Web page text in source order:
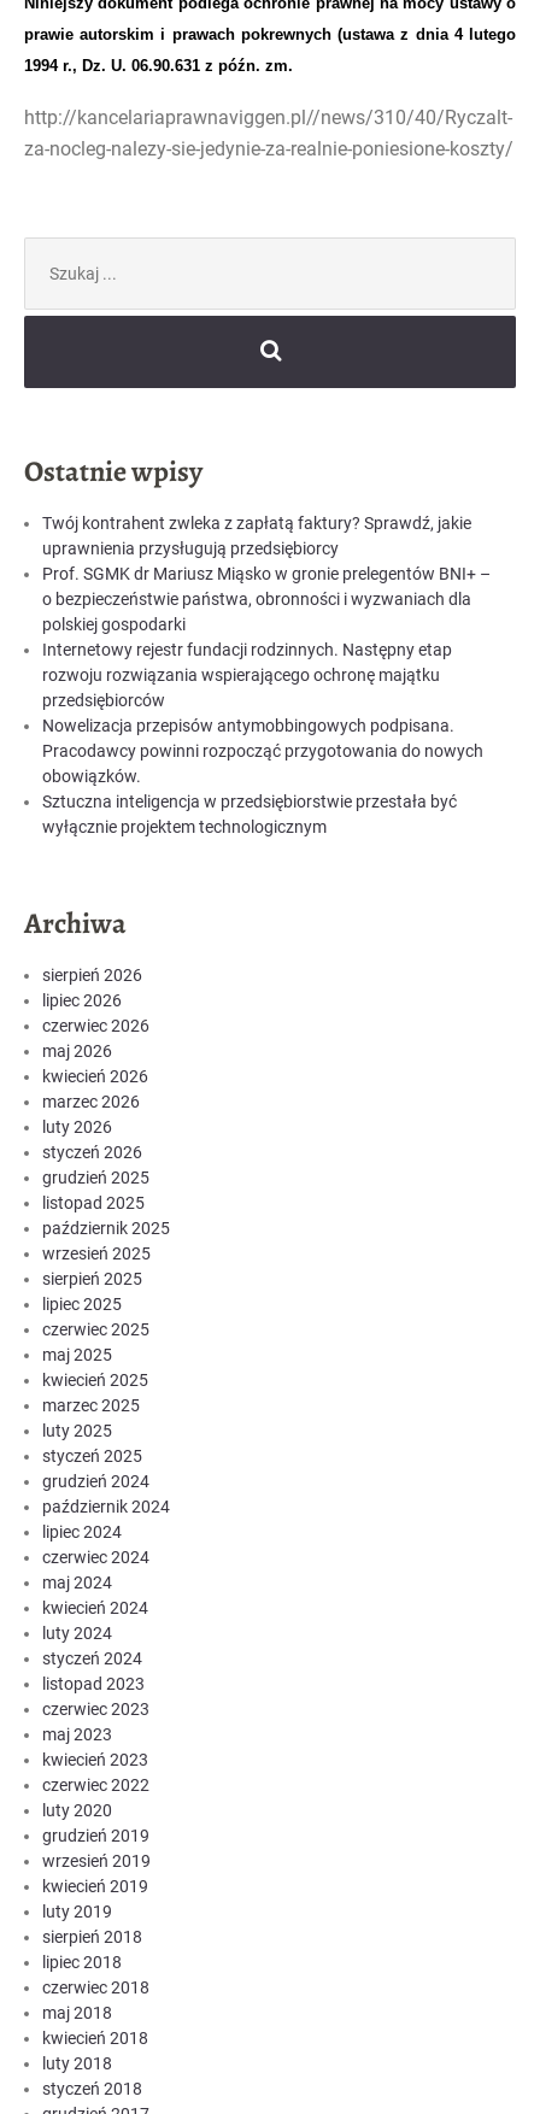
prawie autorskim i prawach pokrewnych (ustawa z dnia 4 lutego
1994 r., Dz. U. 06.90.631 z późn. zm.
http://kancelariaprawnaviggen.pl//news/310/40/Ryczalt-
za-nocleg-nalezy-sie-jedynie-za-realnie-poniesione-koszty/
Ostatnie wpisy
Twój kontrahent zwleka z zapłatą faktury? Sprawdź, jakie
uprawnienia przysługują przedsiębiorcy
Prof. SGMK dr Mariusz Miąsko w gronie prelegentów BNI+ –
o bezpieczeństwie państwa, obronności i wyzwaniach dla
polskiej gospodarki
Internetowy rejestr fundacji rodzinnych. Następny etap
rozwoju rozwiązania wspierającego ochronę majątku
przedsiębiorców
Nowelizacja przepisów antymobbingowych podpisana.
Pracodawcy powinni rozpocząć przygotowania do nowych
obowiązków.
Sztuczna inteligencja w przedsiębiorstwie przestała być
wyłącznie projektem technologicznym
Archiwa
sierpień 2026
lipiec 2026
czerwiec 2026
maj 2026
kwiecień 2026
marzec 2026
luty 2026
styczeń 2026
grudzień 2025
listopad 2025
październik 2025
wrzesień 2025
sierpień 2025
lipiec 2025
czerwiec 2025
maj 2025
kwiecień 2025
marzec 2025
luty 2025
styczeń 2025
grudzień 2024
październik 2024
lipiec 2024
czerwiec 2024
maj 2024
kwiecień 2024
luty 2024
styczeń 2024
listopad 2023
czerwiec 2023
maj 2023
kwiecień 2023
czerwiec 2022
luty 2020
grudzień 2019
wrzesień 2019
kwiecień 2019
luty 2019
sierpień 2018
lipiec 2018
czerwiec 2018
maj 2018
kwiecień 2018
luty 2018
styczeń 2018